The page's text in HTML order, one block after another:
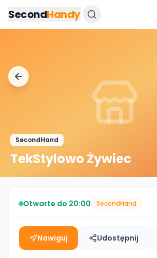
SecondHandy
SecondHand
TekStylowo Żywiec
Otwarte do 20:00 SecondHand
Nawiguj Udostępnij